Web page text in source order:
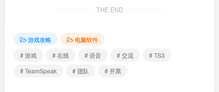
THE END
游戏攻略
电脑软件
# 游戏
# 在线 # 语音 # 交流
# TS3
# TeamSpeak
# 团队 # 开黑